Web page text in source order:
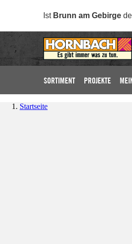
Ist Brunn am Gebirge
SORTIMENT PROJEKTE
Startseite